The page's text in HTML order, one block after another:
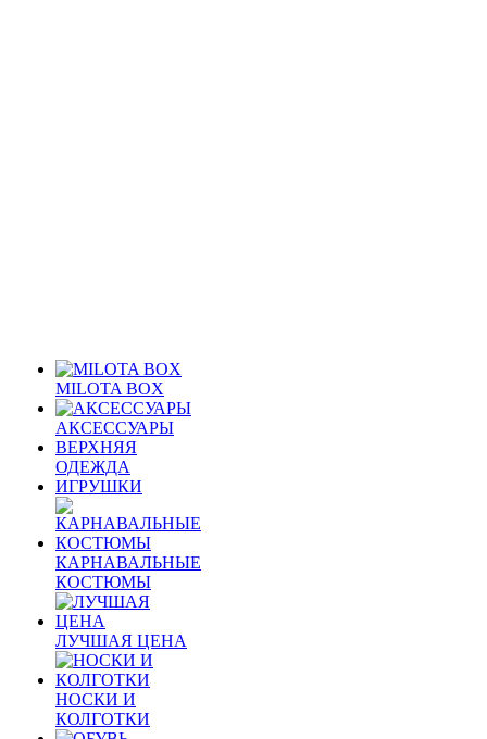
MILOTA BOX
АКСЕССУАРЫ
ВЕРХНЯЯ
ОДЕЖДА
ИГРУШКИ
КАРНАВАЛЬНЫЕ
КОСТЮМЫ
ЛУЧШАЯ ЦЕНА
НОСКИ И
КОЛГОТКИ